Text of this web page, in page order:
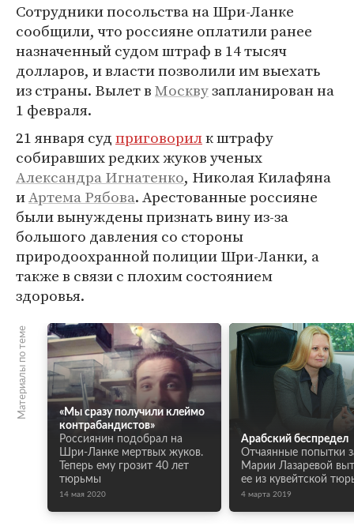
Сотрудники посольства на Шри-Ланке
сообщили, что россияне оплатили ранее
назначенный судом штраф в 14 тысяч
долларов, и власти позволили им выехать
из страны. Вылет вМосквузапланирован на
1 февраля.
21 января судприговорилк штрафу
собиравших редких жуков ученых
Александра Игнатенко, Николая Килафяна
иАртема Рябова. Арестованные россияне
были вынуждены признать вину из-за
большого давления со стороны
природоохранной полиции Шри-Ланки, а
также в связи с плохим состоянием
здоровья.
Материалы по теме
«Мы сразу получили клеймо
контрабандистов»
Россиянин подобрал на
Шри-Ланке мертвых жуков.
Теперь ему грозит 40 лет
тюрьмы
14 мая 2020
Арабский беспредел
Отчаянные попытки
Марии Лазаревой
ее из кувейтской
4 марта 2019